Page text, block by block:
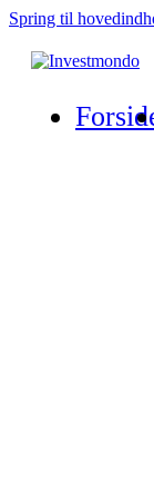
Spring til